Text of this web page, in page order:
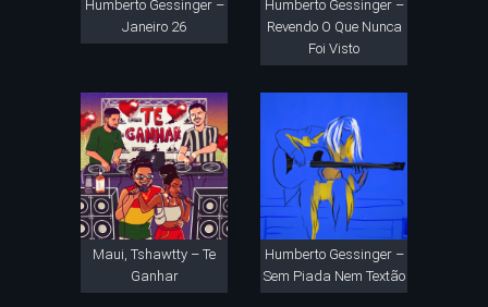
Humberto Gessinger –
Janeiro 26
Humberto Gessinger –
Revendo O Que Nunca
Foi Visto
Maui, Tshawtty – Te
Ganhar
Humberto Gessinger –
Sem Piada Nem Textão